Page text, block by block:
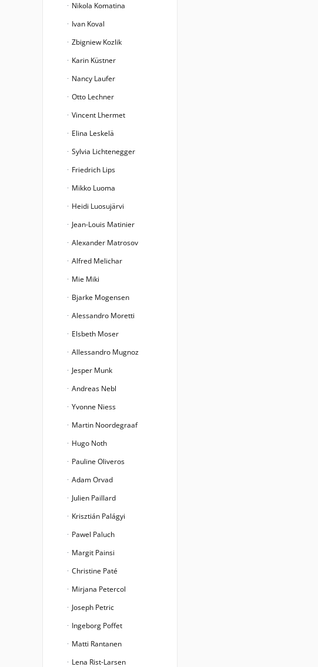
Nikola Komatina
Ivan Koval
Zbigniew Kozlik
Karin Küstner
Nancy Laufer
Otto Lechner
Vincent Lhermet
Elina Leskelä
Sylvia Lichtenegger
Friedrich Lips
Mikko Luoma
Heidi Luosujärvi
Jean-Louis Matinier
Alexander Matrosov
Alfred Melichar
Mie Miki
Bjarke Mogensen
Alessandro Moretti
Elsbeth Moser
Allessandro Mugnoz
Jesper Munk
Andreas Nebl
Yvonne Niess
Martin Noordegraaf
Hugo Noth
Pauline Oliveros
Adam Orvad
Julien Paillard
Krisztián Palágyi
Pawel Paluch
Margit Painsi
Christine Paté
Mirjana Petercol
Joseph Petric
Ingeborg Poffet
Matti Rantanen
Lena Rist-Larsen